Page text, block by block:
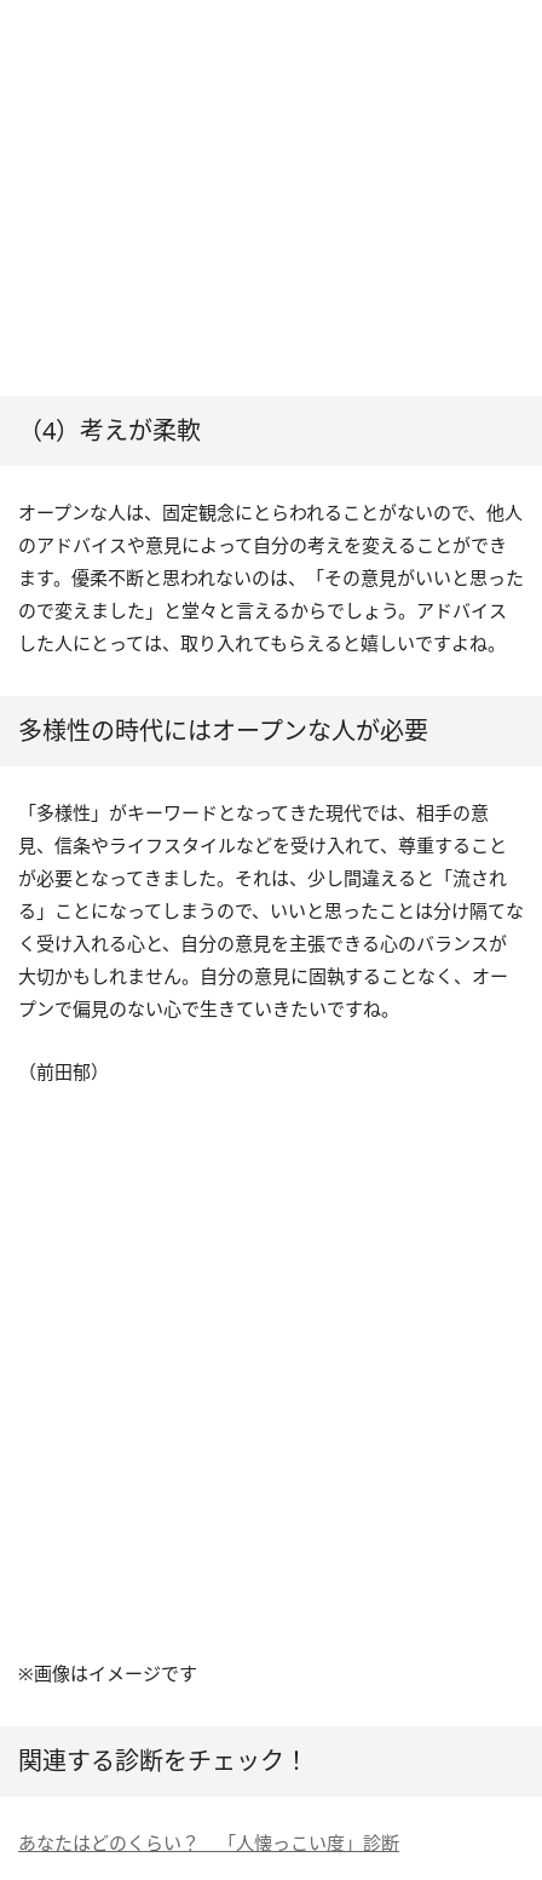
（4）考えが柔軟
オープンな人は、固定観念にとらわれることがないので、他人
のアドバイスや意見によって自分の考えを変えることができ
ます。優柔不断と思われないのは、「その意見がいいと思った
ので変えました」と堂々と言えるからでしょう。アドバイス
した人にとっては、取り入れてもらえると嬉しいですよね。
多様性の時代にはオープンな人が必要
「多様性」がキーワードとなってきた現代では、相手の意
見、信条やライフスタイルなどを受け入れて、尊重すること
が必要となってきました。それは、少し間違えると「流され
る」ことになってしまうので、いいと思ったことは分け隔てな
く受け入れる心と、自分の意見を主張できる心のバランスが
大切かもしれません。自分の意見に固執することなく、オー
プンで偏見のない心で生きていきたいですね。
（前田郁）
※画像はイメージです
関連する診断をチェック！
あなたはどのくらい？ 「人懐っこい度」診断